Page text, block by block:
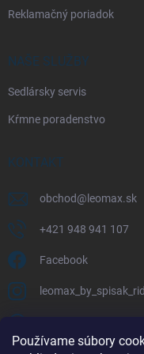
Používame súbory
Reklamačný poriadok
NAŠE SLUŽBY
Sedlársky servis
Kŕmne poradenstvo
KONTAKT
obchod@ leomax.sk
+421 948 941 107
Facebook